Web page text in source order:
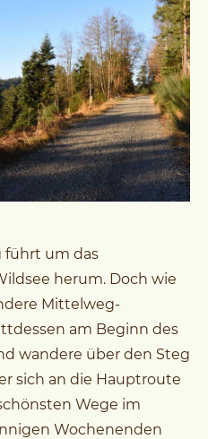
führt um das
herum. Doch wie
Mittelweg-
am Beginn des
wandere über den Steg
sich an die Hauptroute
Wege im
Wochenenden